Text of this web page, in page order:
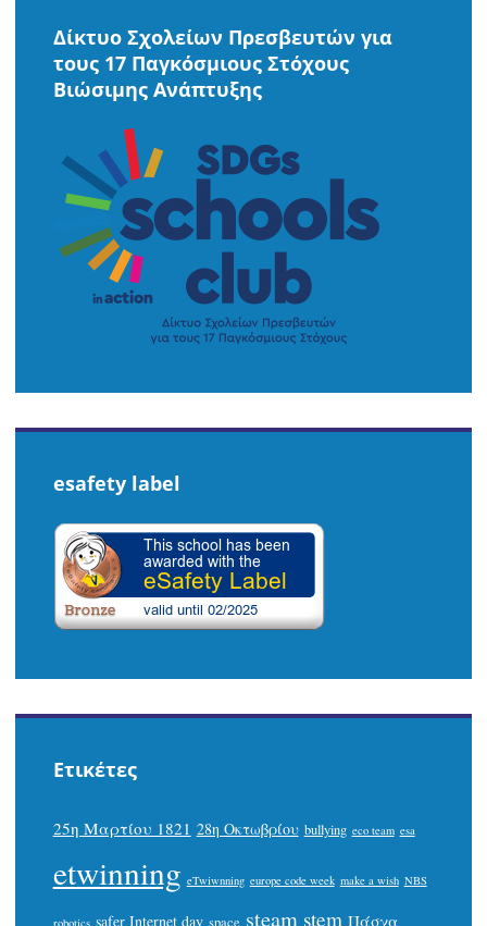
Δίκτυο Σχολείων Πρεσβευτών για
τους 17 Παγκόσμιους Στόχους
Βιώσιμης Ανάπτυξης
esafety label
Ετικέτες
25η Μαρτίου 1821 28η Οκτωβρίου bullying eco team esa
etwinning eTwiwnning europe code week make a wish NBS
safer Internet day steam stem Πάσχα